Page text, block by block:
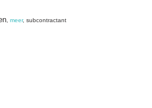
meer, subcontractant